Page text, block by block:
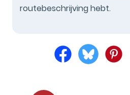
routebeschrijving hebt.